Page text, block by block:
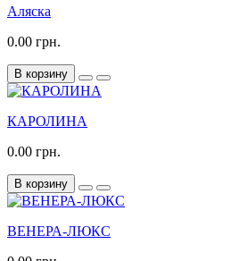
Аляска
0.00 грн.
В корзину
КАРОЛИНА
0.00 грн.
В корзину
ВЕНЕРА-ЛЮКС